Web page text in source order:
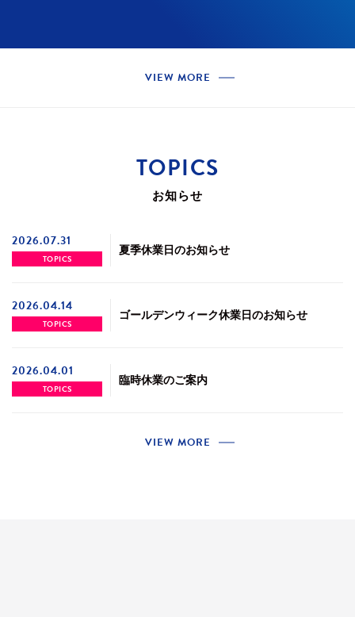
VIEW MORE
TOPICS
お知らせ
2026.07.31
TOPICS
夏季休業日のお知らせ
2026.04.14
TOPICS
ゴールデンウィーク休業日のお知らせ
2026.04.01
TOPICS
臨時休業のご案内
VIEW MORE